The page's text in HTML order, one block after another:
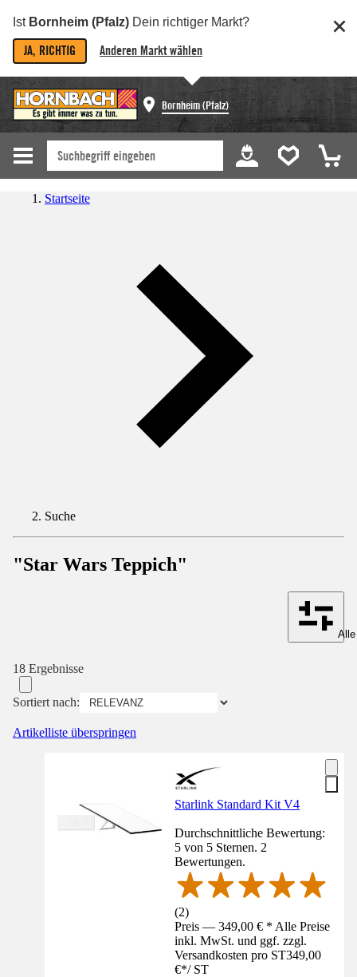
Ist Bornheim (Pfalz) Dein richtiger Markt?
JA, RICHTIG Anderen Markt wählen
Bornheim (Pfalz)
Startseite
Suche
"Star Wars Teppich"
18 Ergebnisse
Sortiert nach:
Artikelliste überspringen
Starlink Standard Kit V4
Durchschnittliche Bewertung:
5 von 5 Sternen. 2
Bewertungen.
(2)
Preis — 349,00 € * Alle Preise
inkl. MwSt. und ggf. zzgl.
Versandkosten pro ST349,00
€*/ ST